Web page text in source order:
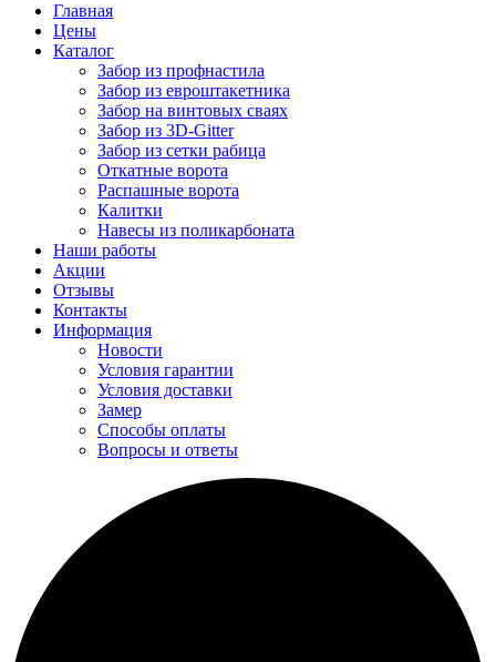
Главная
Цены
Каталог
Забор из профнастила
Забор из евроштакетника
Забор на винтовых сваях
Забор из 3D-Gitter
Забор из сетки рабица
Откатные ворота
Распашные ворота
Калитки
Навесы из поликарбоната
Наши работы
Акции
Отзывы
Контакты
Информация
Новости
Условия гарантии
Условия доставки
Замер
Способы оплаты
Вопросы и ответы